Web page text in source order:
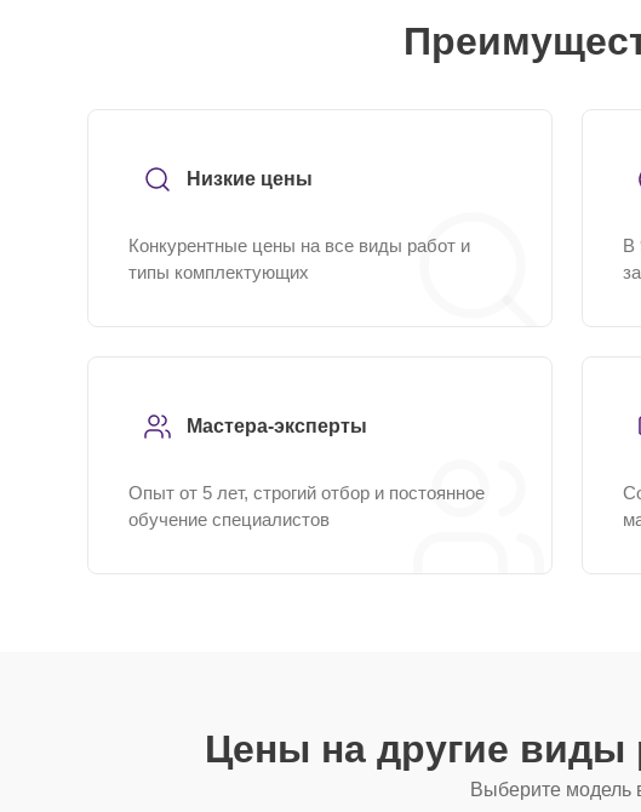
Низкие цены
Конкурентные цены на все виды работ и
типы комплектующих
В
Мастера-эксперты
Опыт от 5 лет, строгий отбор и постоянное
обучение специалистов
Цены на другие виды
Выберите модель